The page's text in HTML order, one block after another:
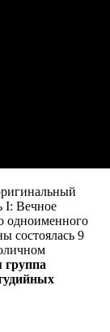
I: Вечное
одноименного
состоялась 9
группа